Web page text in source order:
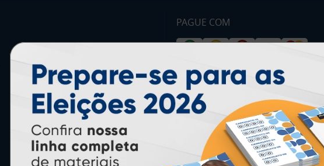
PAGUE COM
* Pagamento com cartão de crédito terá valor adicional.
** Pagamentos a prazo poderão ter acréscimo.
*** Nota fiscal sujeita a emissão de acordo com prestador de
serviço, conforme legislação pertinente.